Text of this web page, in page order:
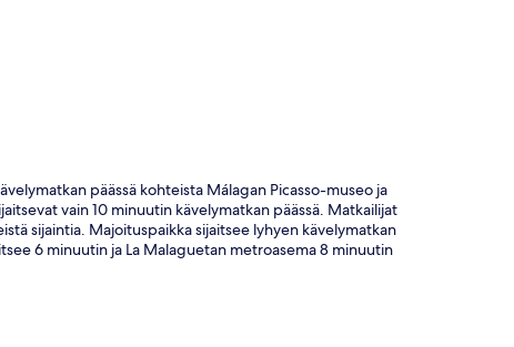
päässä kohteista Málagan Picasso-museo ja
vain 10 minuutin kävelymatkan päässä. Matkailijat
sijaintia. Majoituspaikka sijaitsee lyhyen kävelymatkan
6 minuutin ja La Malaguetan metroasema 8 minuutin